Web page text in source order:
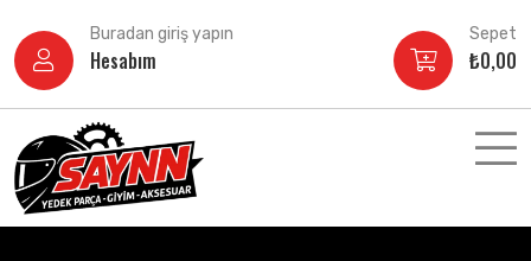
atla
Buradan giriş yapın
Hesabım
Sepet
₺0,00